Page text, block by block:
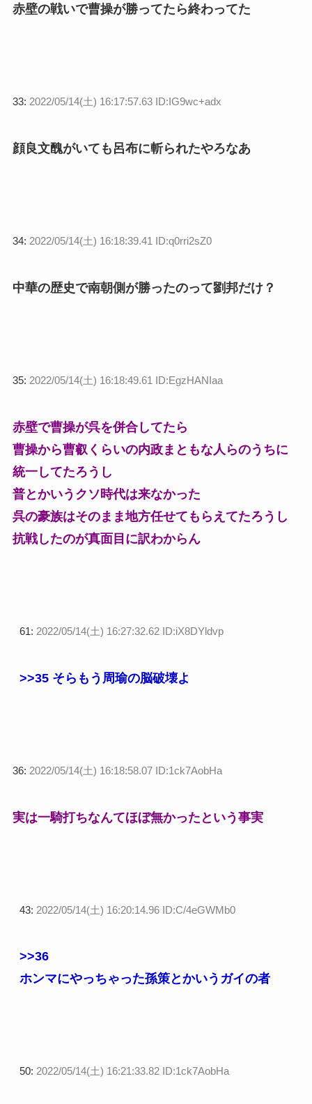
赤壁の戦いで曹操が勝ってたら終わってた
33: 2022/05/14(土) 16:17:57.63 ID:IG9wc+adx
顔良文醜がいても呂布に斬られたやろなあ
34: 2022/05/14(土) 16:18:39.41 ID:q0rri2sZ0
中華の歴史で南朝側が勝ったのって劉邦だけ？
35: 2022/05/14(土) 16:18:49.61 ID:EgzHANIaa
赤壁で曹操が呉を併合してたら
曹操から曹叡くらいの内政まともな人らのうちに
統一してたろうし
普とかいうクソ時代は来なかった
呉の豪族はそのまま地方任せてもらえてたろうし
抗戦したのが真面目に訳わからん
61: 2022/05/14(土) 16:27:32.62 ID:iX8DYldvp
>>35そらもう周瑜の脳破壊よ
36: 2022/05/14(土) 16:18:58.07 ID:1ck7AobHa
実は一騎打ちなんてほぼ無かったという事実
43: 2022/05/14(土) 16:20:14.96 ID:C/4eGWMb0
>>36
ホンマにやっちゃった孫策とかいうガイの者
50: 2022/05/14(土) 16:21:33.82 ID:1ck7AobHa